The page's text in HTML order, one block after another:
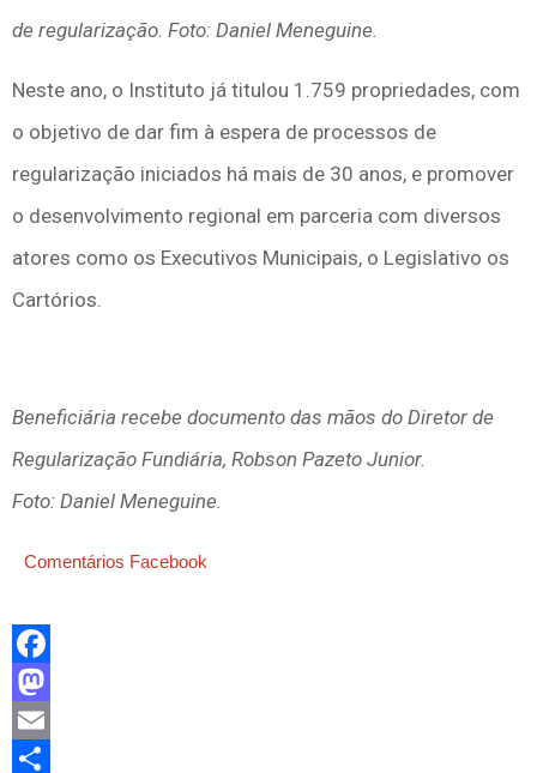
de regularização. Foto: Daniel Meneguine.
Neste ano, o Instituto já titulou 1.759 propriedades, com
o objetivo de dar fim à espera de processos de
regularização iniciados há mais de 30 anos, e promover
o desenvolvimento regional em parceria com diversos
atores como os Executivos Municipais, o Legislativo os
Cartórios.
Beneficiária recebe documento das mãos do Diretor de
Regularização Fundiária, Robson Pazeto Junior.
Foto: Daniel Meneguine.
Comentários Facebook
Facebook
Mastodon
Email